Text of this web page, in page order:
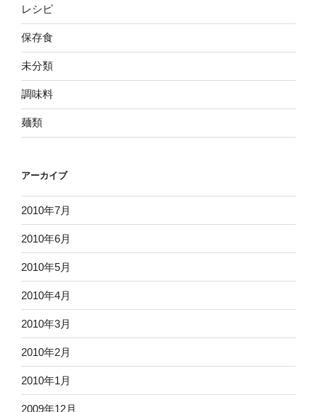
レシピ
保存食
未分類
調味料
麺類
アーカイブ
2010年7月
2010年6月
2010年5月
2010年4月
2010年3月
2010年2月
2010年1月
2009年12月